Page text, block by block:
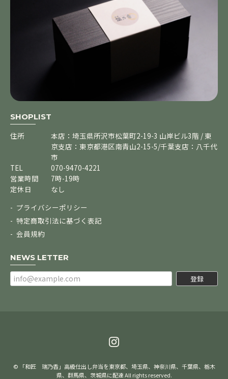
SHOPLIST
住所
本店：埼玉県所沢市松葉町2-19-3 山岸ビル3階 / 東
京支店：東京都港区南青山2-15-5/千葉支店：八千代
市
TEL
070-9470-4221
営業時間
7時-19時
定休日
なし
プライバシーポリシー
特定商取引法に基づく表記
会員規約
NEWS LETTER
登録
© 「和匠 瑞乃香」高級仕出し弁当を東京都、埼玉県、神奈川県、千葉県、栃木
県、群馬県、茨城県に配達 All rights reserved.